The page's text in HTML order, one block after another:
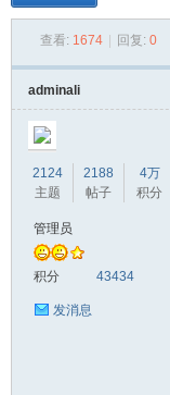
›
查看: 1674 回复: 0
adminali
2124
主题
2188
帖子
4万
积分
管理员
积分 43434
发消息